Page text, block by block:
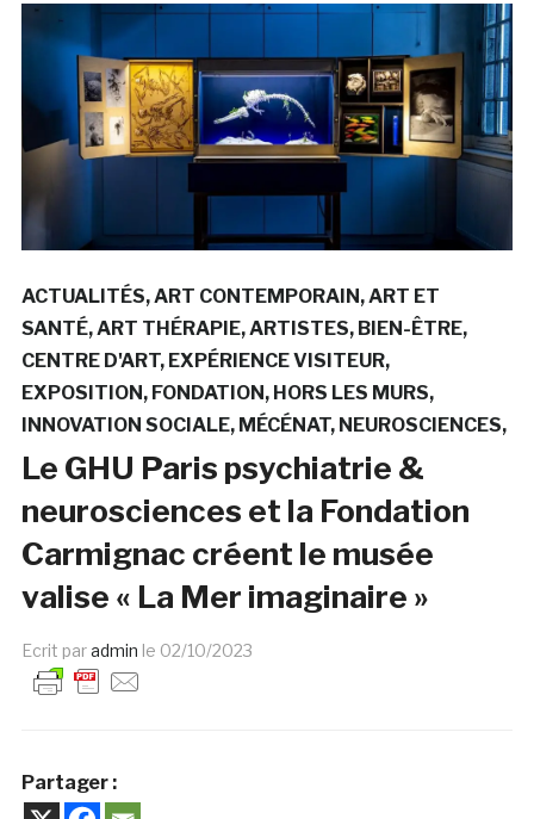
ACTUALITÉS ART CONTEMPORAIN ART ET
SANTÉ ART THÉRAPIE ARTISTES BIEN-ÊTRE
CENTRE D'ART EXPÉRIENCE VISITEUR
EXPOSITION FONDATION HORS LES MURS
INNOVATION SOCIALE MÉCÉNAT NEUROSCIENCES
Le GHU Paris psychiatrie &
neurosciences et la Fondation
Carmignac créent le musée
valise « La Mer imaginaire »
Ecrit paradmin le 02/10/2023
Partager :